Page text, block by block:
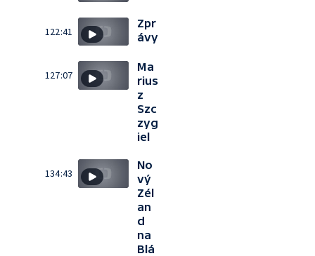
122:41
Zpr
ávy
127:07
Ma
rius
z
Szc
zyg
iel
134:43
No
vý
Zél
an
d
na
Blá